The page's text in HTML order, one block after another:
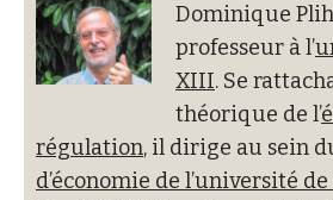
Dominique
professeur à l’
XIII. Se
théorique de l’
régulation, il dirige au sein
d’économie de l’université